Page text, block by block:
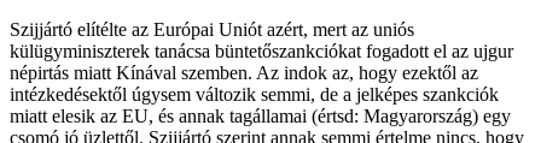
Szijjártó elítélte az Európai Uniót azért, mert az uniós
külügyminiszterek tanácsa büntetőszankciókat fogadott el az ujgur
népirtás miatt Kínával szemben. Az indok az, hogy ezektől az
intézkedésektől úgysem változik semmi, de a jelképes szankciók
miatt elesik az EU, és annak tagállamai (értsd: Magyarország) egy
csomó jó üzlettől. Szijjártó szerint annak semmi értelme nincs, hogy